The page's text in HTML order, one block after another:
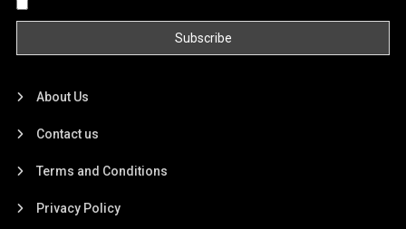
About Us
Contact us
Terms and Conditions
Privacy Policy